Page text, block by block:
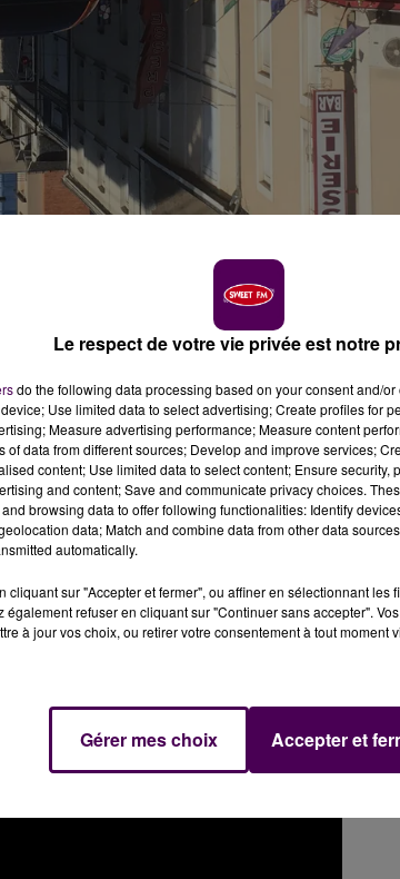
30 octobre au Mans après un
a percuté l'une des rames.
en 2007 : le tram a déraillé. L'accident, qui
le trafic. Selon les premiers éléments,
à deux pas du parvis de la gare nord. Le
la conductrice aurait été transportée aux
La police a immédiatement bouclé le
Le respect de votre vie privée est notre
do the following data processing based on your consent and/
Use limited data to select advertising; Create profiles for
Measure advertising performance; Measure content
of data from different sources; Develop and improve services;
content; Use limited data to select content; Ensure security,
and content; Save and communicate privacy choices.
browsing data to offer following functionalities: Identify
data; Match and combine data from other data
automatically.
cliquant sur "Accepter et fermer", ou affiner en sélectionnant les
également refuser en cliquant sur "Continuer sans accepter".
à jour vos choix, ou retirer votre consentement à tout moment
Gérer mes choix Accepter et